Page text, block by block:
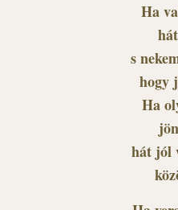
Ha
s
hogy
Ha
hát jól